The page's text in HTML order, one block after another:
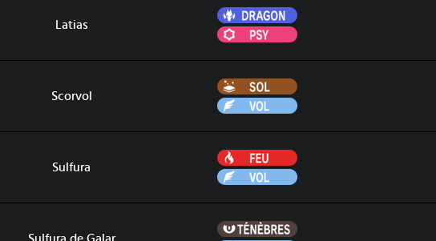
Latias
Dragon
Psy
Scorvol
Sol
Vol
Sulfura
Feu
Vol
Sulfura de Galar
Ténèbres